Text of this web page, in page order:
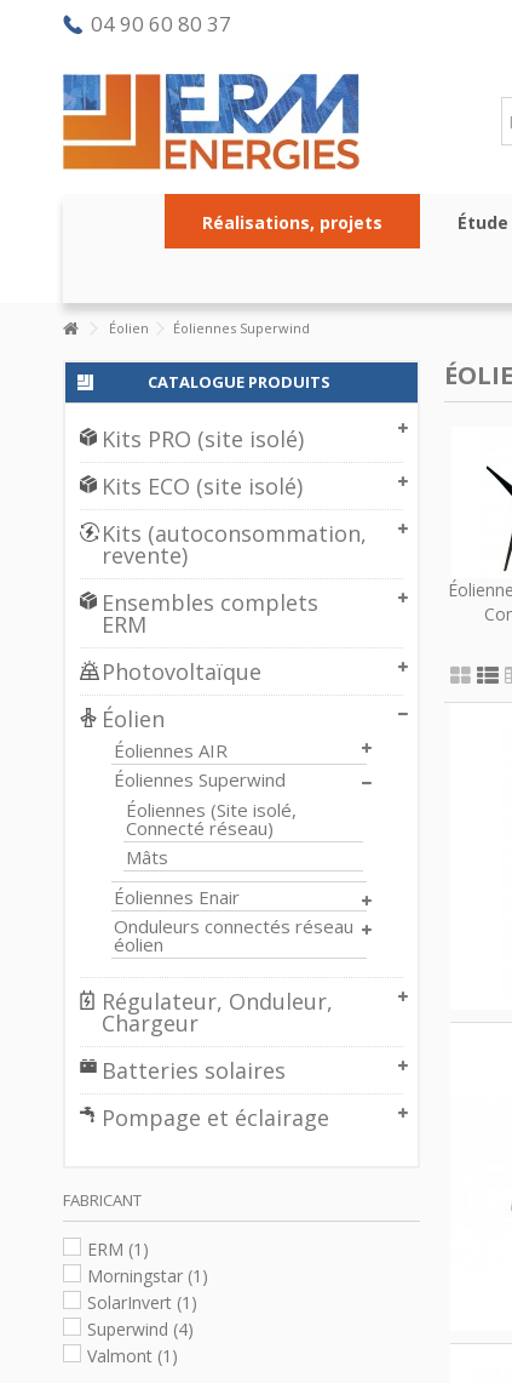
04 90 60 80 37
Réalisations, projets
Éolien Éoliennes Superwind
CATALOGUE PRODUITS
Kits PRO (site isolé)
Kits ECO (site isolé)
Kits (autoconsommation,
revente)
Ensembles complets
ERM
Photovoltaïque
Éolien
Éoliennes AIR
Éoliennes Superwind
Éoliennes (Site isolé,
Connecté réseau)
Mâts
Éoliennes Enair
Onduleurs connectés réseau
éolien
Régulateur, Onduleur,
Chargeur
Batteries solaires
Pompage et éclairage
FABRICANT
ERM (1)
Morningstar (1)
SolarInvert (1)
Superwind (4)
Valmont (1)